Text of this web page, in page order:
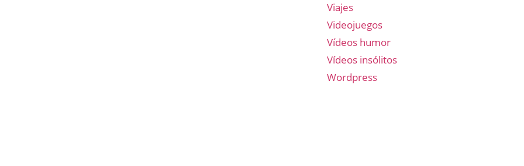
Viajes
Videojuegos
Vídeos humor
Vídeos insólitos
Wordpress